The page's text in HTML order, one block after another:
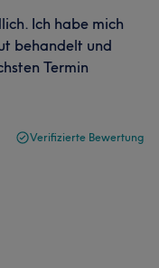
Ich habe mich
behandelt und
Termin
Verifizierte Bewertung